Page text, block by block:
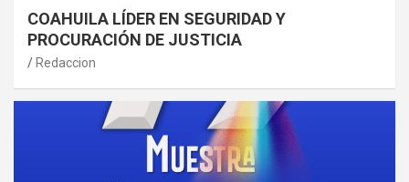
COAHUILA LÍDER EN SEGURIDAD Y
PROCURACIÓN DE JUSTICIA
Redaccion